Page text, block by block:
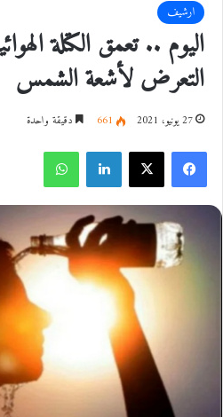
ارشيف
اليوم .. تعمق الكتلة
التعرض لأشعة الشمس
27 يونيو، 2021 661 دقيقة واحدة
فيسبوك